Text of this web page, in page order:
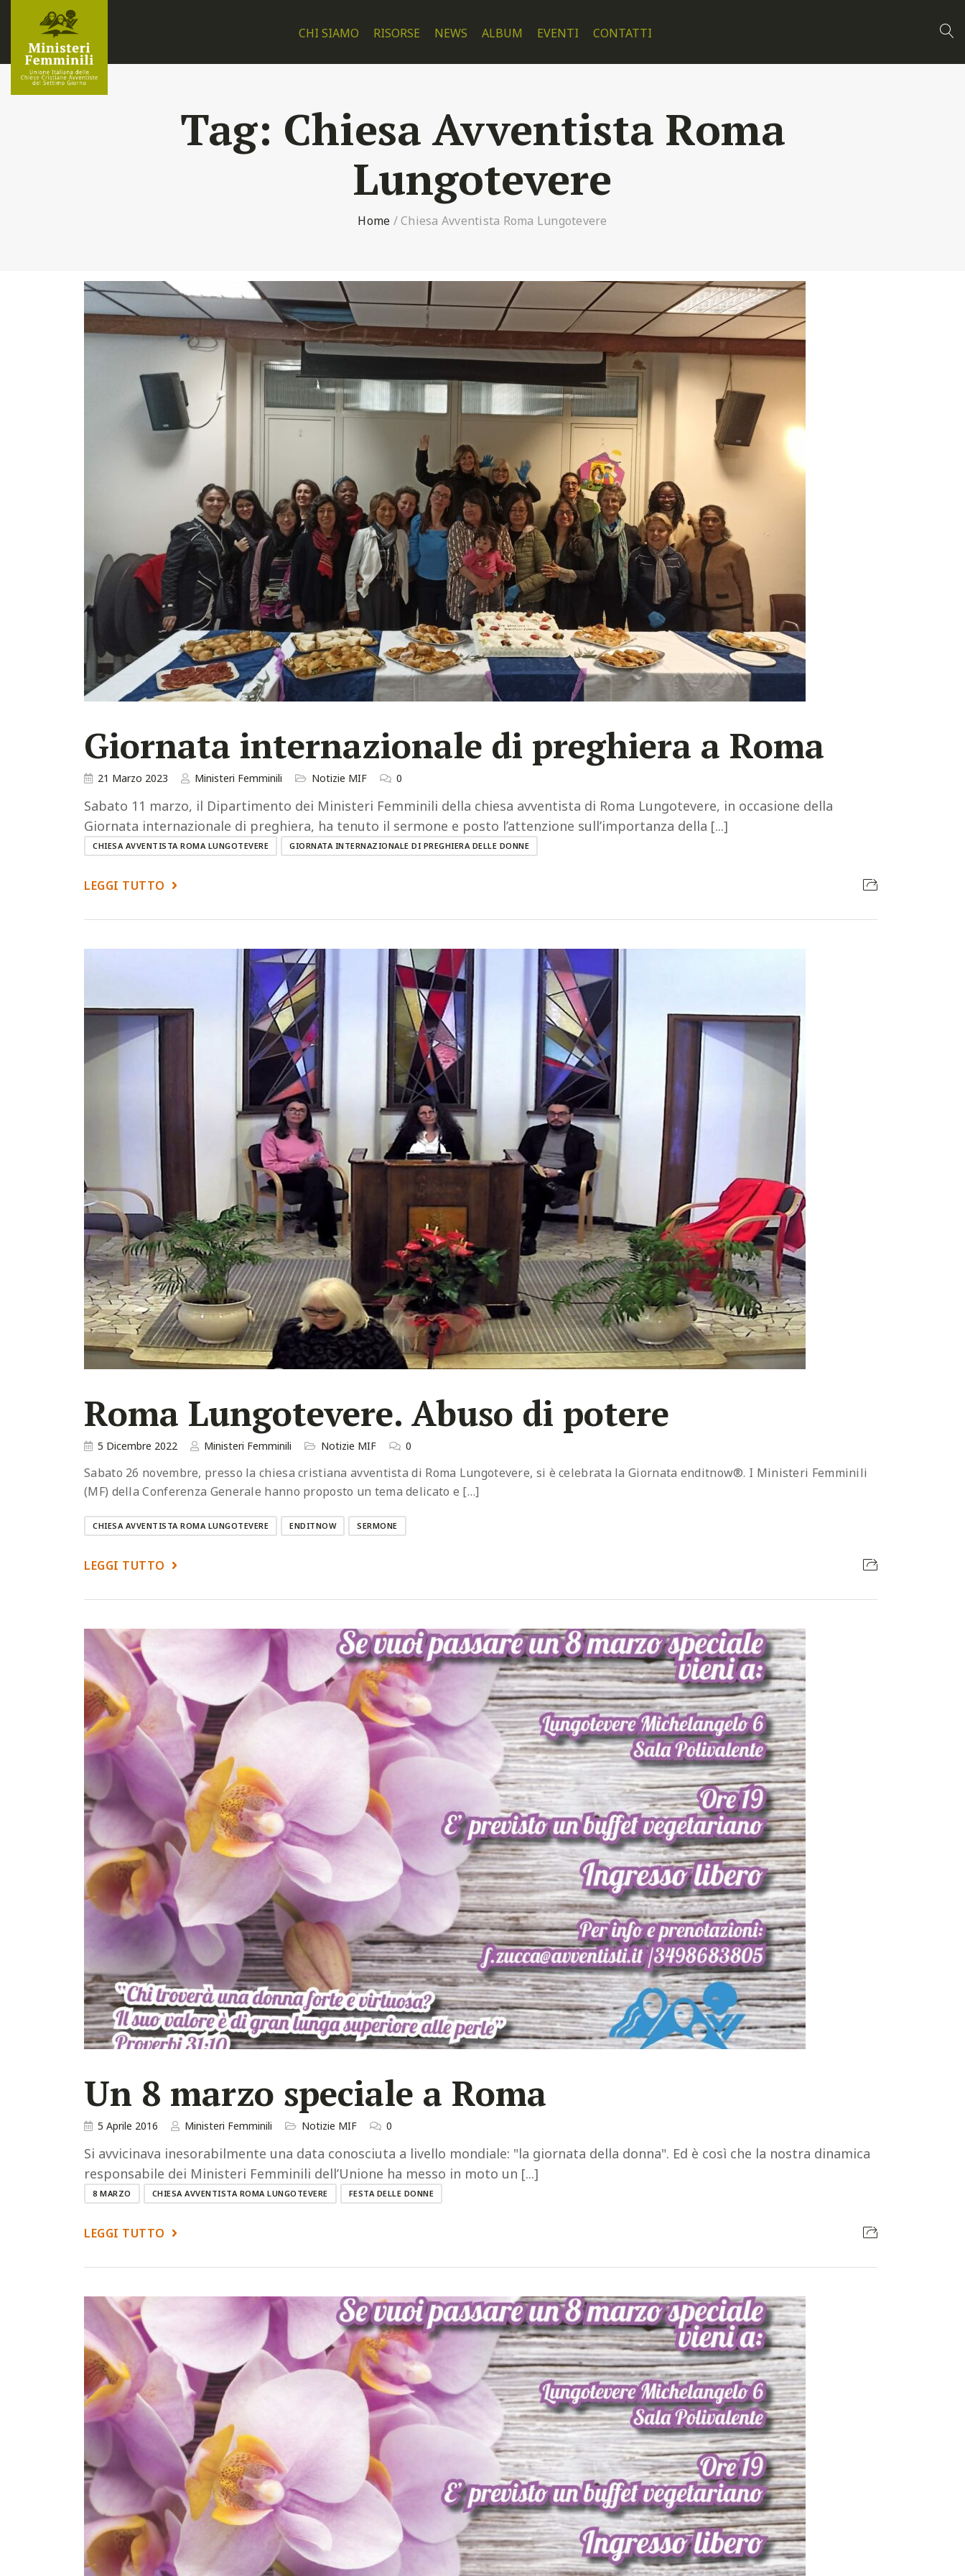
CHI SIAMO RISORSE NEWS ALBUM EVENTI CONTATTI
Tag: Chiesa Avventista Roma
Lungotevere
Home /Chiesa Avventista Roma Lungotevere
Giornata internazionale di preghiera a Roma
21 Marzo 2023 Ministeri Femminili Notizie MIF 0
Sabato 11 marzo, il Dipartimento dei Ministeri Femminili della chiesa avventista di Roma Lungotevere, in occasione della
Giornata internazionale di preghiera, ha tenuto il sermone e posto l’attenzione sull’importanza della [...]
CHIESA AVVENTISTA ROMA LUNGOTEVERE GIORNATA INTERNAZIONALE DI PREGHIERA DELLE DONNE
LEGGI TUTTO
Roma Lungotevere. Abuso di potere
5 Dicembre 2022 Ministeri Femminili Notizie MIF 0
Sabato 26 novembre, presso la chiesa cristiana avventista di Roma Lungotevere, si è celebrata la Giornata enditnow®. I Ministeri Femminili
(MF) della Conferenza Generale hanno proposto un tema delicato e […]
CHIESA AVVENTISTA ROMA LUNGOTEVERE ENDITNOW SERMONE
LEGGI TUTTO
Un 8 marzo speciale a Roma
5 Aprile 2016 Ministeri Femminili Notizie MIF 0
Si avvicinava inesorabilmente una data conosciuta a livello mondiale: "la giornata della donna". Ed è così che la nostra dinamica
responsabile dei Ministeri Femminili dell’Unione ha messo in moto un [...]
8 MARZO CHIESA AVVENTISTA ROMA LUNGOTEVERE FESTA DELLE DONNE
LEGGI TUTTO